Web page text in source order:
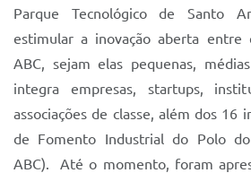
Parque Tecnológico de Santo
estimular a inovação aberta entre
ABC, sejam elas pequenas,
integra empresas, startups,
associações de classe, além dos 16
de Fomento Industrial do Polo
ABC). Até o momento, foram